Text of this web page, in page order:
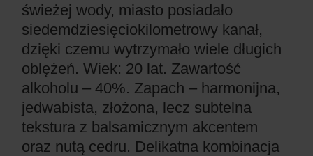
świeżej wody, miasto posiadało
siedemdziesięciokilometrowy kanał,
dzięki czemu wytrzymało wiele długich
oblężeń. Wiek: 20 lat. Zawartość
alkoholu – 40%. Zapach – harmonijna,
jedwabista, złożona, lecz subtelna
tekstura z balsamicznym akcentem
oraz nutą cedru. Delikatna kombinacja